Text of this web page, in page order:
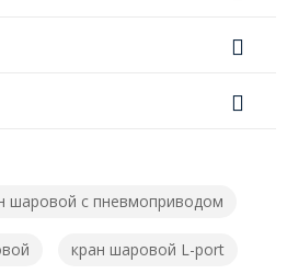
шаровой с пневмоприводом
кран шаровой L-port